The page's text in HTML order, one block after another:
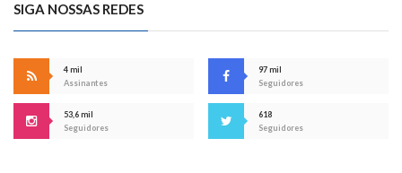
SIGA NOSSAS REDES
4 mil
Assinantes
97 mil
Seguidores
53,6 mil
Seguidores
618
Seguidores